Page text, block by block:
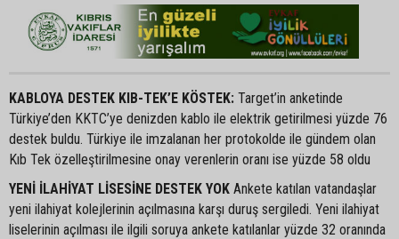
KABLOYA DESTEK KIB-TEK’E KÖSTEK: Target’in anketinde
Türkiye’den KKTC’ye denizden kablo ile elektrik getirilmesi yüzde 76
destek buldu. Türkiye ile imzalanan her protokolde ile gündem olan
Kıb Tek özelleştirilmesine onay verenlerin oranı ise yüzde 58 oldu
YENİ İLAHİYAT LİSESİNE DESTEK YOK Ankete katılan vatandaşlar
yeni ilahiyat kolejlerinin açılmasına karşı duruş sergiledi. Yeni ilahiyat
liselerinin açılması ile ilgili soruya ankete katılanlar yüzde 32 oranında